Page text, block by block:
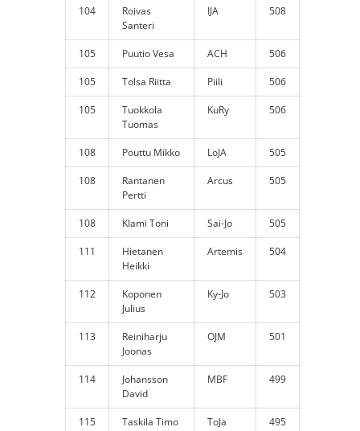
104
Roivas
Santeri
IJA 508
105 Puutio Vesa ACH 506
105 Tolsa Riitta Piili 506
105
Tuokkola
Tuomas
KuRy 506
108 Pouttu Mikko LoJA 505
108
Rantanen
Pertti
Arcus 505
108 Klami Toni Sai-Jo 505
111
Hietanen
Heikki
Artemis 504
112
Koponen
Julius
Ky-Jo 503
113
Reiniharju
Joonas
OJM 501
114
Johansson
David
MBF 499
115 Taskila Timo ToJa 495